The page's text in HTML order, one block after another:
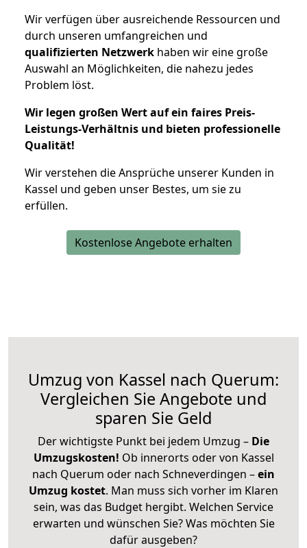
Wir verfügen über ausreichende Ressourcen und
durch unseren umfangreichen und
qualifizierten Netzwerk haben wir eine große
Auswahl an Möglichkeiten, die nahezu jedes
Problem löst.
Wir legen großen Wert auf ein faires Preis-
Leistungs-Verhältnis und bieten professionelle
Qualität!
Wir verstehen die Ansprüche unserer Kunden in
Kassel und geben unser Bestes, um sie zu
erfüllen.
Kostenlose Angebote erhalten
Umzug von Kassel nach Querum:
Vergleichen Sie Angebote und
sparen Sie Geld
Der wichtigste Punkt bei jedem Umzug – Die
Umzugskosten! Ob innerorts oder von Kassel
nach Querum oder nach Schneverdingen –ein
Umzug kostet. Man muss sich vorher im Klaren
sein, was das Budget hergibt. Welchen Service
erwarten und wünschen Sie? Was möchten Sie
dafür ausgeben?